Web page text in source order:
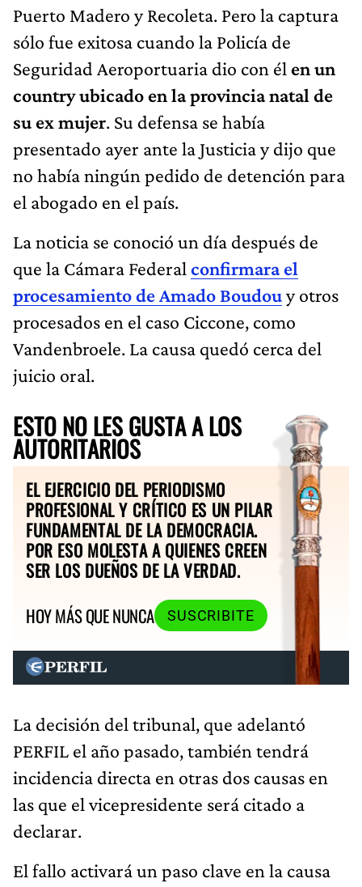
Puerto Madero y Recoleta. Pero la captura
sólo fue exitosa cuando la Policía de
Seguridad Aeroportuaria dio con él en un
country ubicado en la provincia natal de
su ex mujer. Su defensa se había
presentado ayer ante la Justicia y dijo que
no había ningún pedido de detención para
el abogado en el país.
La noticia se conoció un día después de
que la Cámara Federal confirmara el
procesamiento de Amado Boudouy otros
procesados en el caso Ciccone, como
Vandenbroele. La causa quedó cerca del
juicio oral.
ESTO NO LES GUSTA A LOS
AUTORITARIOS
EL EJERCICIO DEL PERIODISMO
PROFESIONAL Y CRÍTICO ES UN PILAR
FUNDAMENTAL DE LA DEMOCRACIA.
POR ESO MOLESTA A QUIENES CREEN
SER LOS DUEÑOS DE LA VERDAD.
HOY MÁS QUE NUNCA
SUSCRIBITE
La decisión del tribunal, que adelantó
PERFIL el año pasado, también tendrá
incidencia directa en otras dos causas en
las que el vicepresidente será citado a
declarar.
El fallo activará un paso clave en la causa